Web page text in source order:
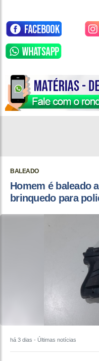
BALEADO
Homem é baleado
brinquedo para
há 3 dias - Últimas notícias